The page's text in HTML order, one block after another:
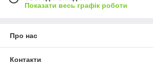
Показати весь графік роботи
Про нас
Контакти